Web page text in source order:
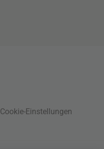
Cookie-Einstellungen